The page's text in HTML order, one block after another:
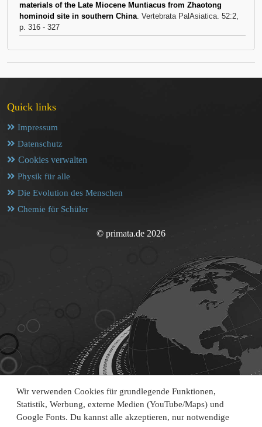
Wir verwenden Cookies für grundlegende Funktionen,
Statistik, Werbung, externe Medien (YouTube/Maps) und
Google Fonts. Du kannst alle akzeptieren, nur notwendige
materials of the Late Miocene Muntiacus from Zhaotong
hominoid site in southern China. Vertebrata PalAsiatica. 52:2,
p. 316 - 327
Quick links
Impressum
Datenschutz
Cookies verwalten
Physik für alle
Die Evolution des Menschen
Chemie für Schüler
© primata.de 2026